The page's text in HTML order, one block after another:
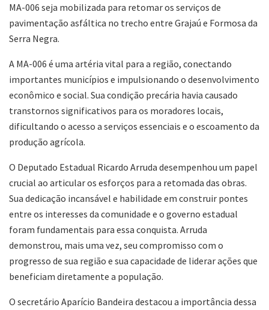
MA-006 seja mobilizada para retomar os serviços de
pavimentação asfáltica no trecho entre Grajaú e Formosa da
Serra Negra.
A MA-006 é uma artéria vital para a região, conectando
importantes municípios e impulsionando o desenvolvimento
econômico e social. Sua condição precária havia causado
transtornos significativos para os moradores locais,
dificultando o acesso a serviços essenciais e o escoamento da
produção agrícola.
O Deputado Estadual Ricardo Arruda desempenhou um papel
crucial ao articular os esforços para a retomada das obras.
Sua dedicação incansável e habilidade em construir pontes
entre os interesses da comunidade e o governo estadual
foram fundamentais para essa conquista. Arruda
demonstrou, mais uma vez, seu compromisso com o
progresso de sua região e sua capacidade de liderar ações que
beneficiam diretamente a população.
O secretário Aparício Bandeira destacou a importância dessa